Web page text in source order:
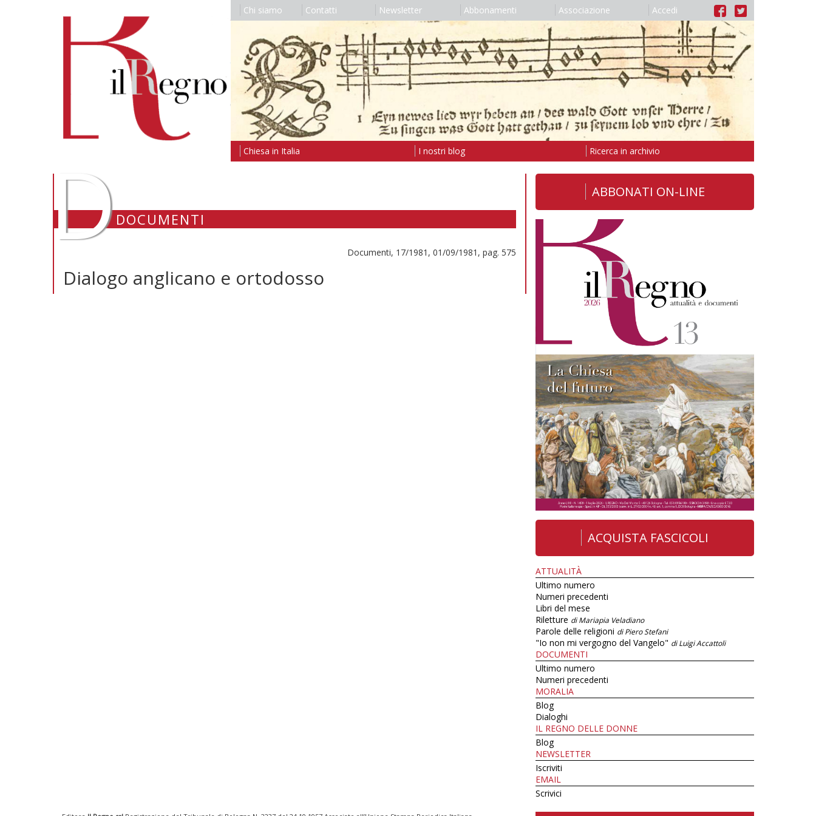
Chi siamo Contatti Newsletter Abbonamenti Associazione Accedi
Chiesa in Italia I nostri blog Ricerca in archivio
DDOCUMENTI
Documenti, 17/1981, 01/09/1981, pag. 575
Dialogo anglicano e ortodosso
ABBONATI ON-LINE
ACQUISTA FASCICOLI
ATTUALITÀ
Ultimo numero
Numeri precedenti
Libri del mese
Riletture di Mariapia Veladiano
Parole delle religioni di Piero Stefani
"Io non mi vergogno del Vangelo" di Luigi Accattoli
DOCUMENTI
Ultimo numero
Numeri precedenti
MORALIA
Blog
Dialoghi
IL REGNO DELLE DONNE
Blog
NEWSLETTER
Iscriviti
EMAIL
Scrivici